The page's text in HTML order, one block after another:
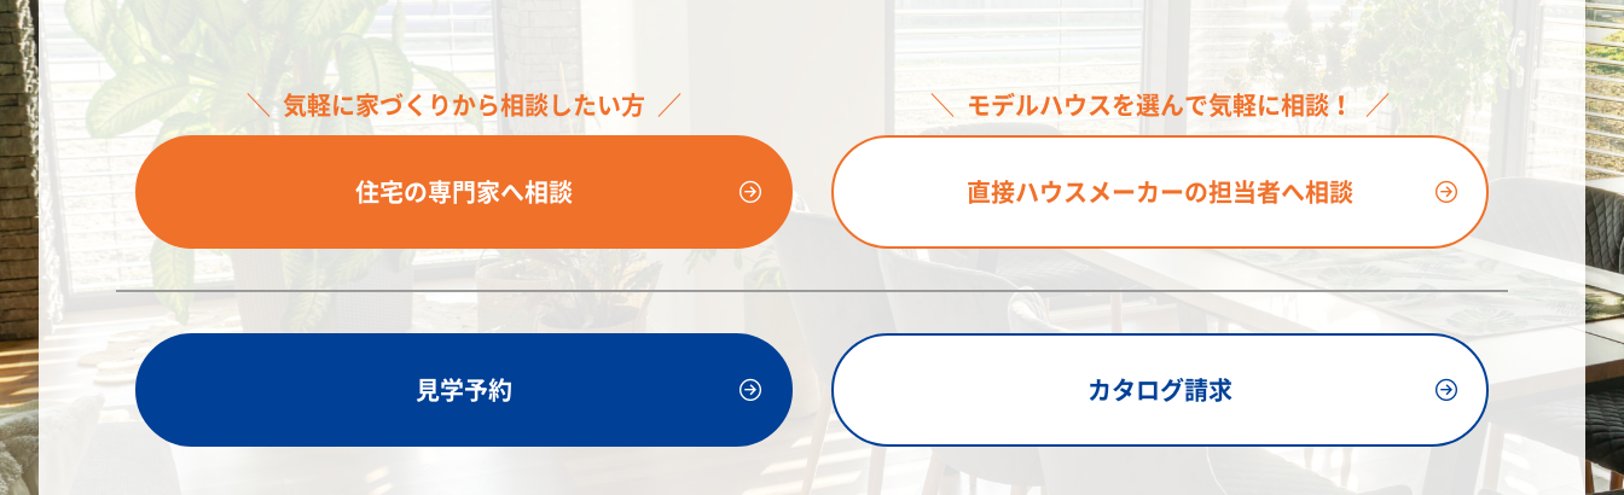
気軽に家づくりから相談したい方
住宅の専門家へ相談
モデルハウスを選んで気軽に相談！
直接ハウスメーカーの担当者へ相談
見学予約 カタログ請求